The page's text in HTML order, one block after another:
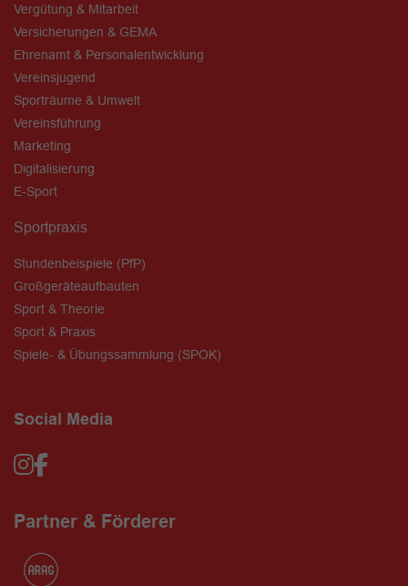
Vergütung & Mitarbeit
Versicherungen & GEMA
Ehrenamt & Personalentwicklung
Vereinsjugend
Sporträume & Umwelt
Vereinsführung
Marketing
Digitalisierung
E-Sport
Sportpraxis
Stundenbeispiele (PfP)
Großgeräteaufbauten
Sport & Theorie
Sport & Praxis
Spiele- & Übungssammlung (SPOK)
Social Media
Partner & Förderer